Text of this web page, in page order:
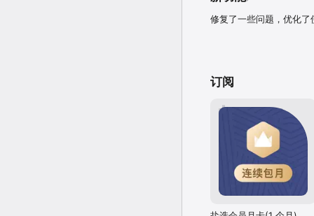
修复了一些问题，优化了
订阅